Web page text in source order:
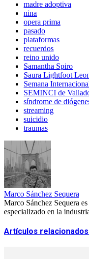
madre adoptiva
nina
opera prima
pasado
plataformas
recuerdos
reino unido
Samantha Spiro
Saura Lightfoot
Semana
SEMINCI de
síndrome de
streaming
suicidio
traumas
Marco Sánchez Sequera
Marco Sánchez Sequera
especializado en la
Artículos relacionados